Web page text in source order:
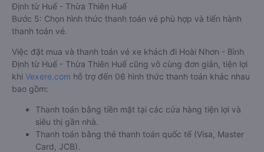
Định từ Huế - Thừa Thiên Huế
Bước 5: Chọn hình thức thanh toán vé phù hợp và tiến hành
thanh toán vé.
Việc đặt mua và thanh toán vé xe khách đi Hoài Nhơn - Bình
Định từ Huế - Thừa Thiên Huế cũng vô cùng đơn giản, tiện lợi
khi Vexere.com hỗ trợ đến 06 hình thức thanh toán khác nhau
bao gồm:
Thanh toán bằng tiền mặt tại các cửa hàng tiện lợi và
siêu thị gần nhà.
Thanh toán bằng thẻ thanh toán quốc tế (Visa, Master
Card, JCB).